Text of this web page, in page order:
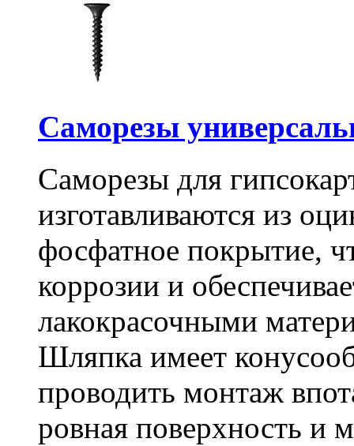
Саморезы
Саморезы для
изготавливаются из
фосфатное покрытие,
коррозии и
лакокрасочными
Шляпка имеет
проводить монтаж
ровная поверхность и